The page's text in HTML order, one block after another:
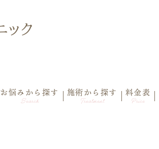
お悩みから探す
Search
施術から探す
Treatment
料金表
Price